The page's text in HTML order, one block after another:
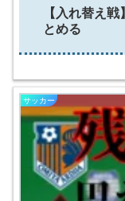
【入れ替え
とめる
サッカー